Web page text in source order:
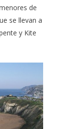
de
se llevan a
y Kite